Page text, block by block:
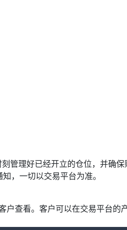
理好已经开立的仓位，并确保
，一切以交易平台为准。
查看。客户可以在交易平台